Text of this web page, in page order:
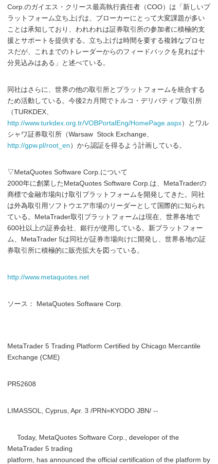
Corp.のガイエス・クリース最高執行責任者（COO）は「新しいプ
ラットフォーム立ち上げは、ブローカーにとって大変課題が多い
ことは承知しており、われわれは証券取引所の参加者に積極的支
援とサポートを提供する。立ち上げは時間を要する複雑なプロセ
スだが、これまでのトレーダーからのフィードバックを見れば十
分見込みはある」と述べている。
同社はさらに、世界の他の取引所とプラットフォームを統合する
ため活動している。今後2カ月間でトルコ・デリバティブ取引所
（TURKDEX、
http://www.turkdex.org.tr/VOBPortalEng/HomePage.aspx）とワル
シャワ証券取引所（Warsaw Stock Exchange、
http://gpw.pl/root_en ）から認証を得るよう計画している。
▽MetaQuotes Software Corp.について
2000年に創業したMetaQuotes Software Corp.は、MetaTraderの
商標で金融市場向け取引プラットフォームを開発してきた。同社
は外為取引用ソフトウエア市場のリーダーとして国際的に知られ
ている。MetaTrader取引プラットフォームは現在、世界各地で
600社以上の証券会社、銀行が使用している。新プラットフォー
ム、MetaTrader 5は同社が証券市場向けに開発し、世界各地の証
券取引所に積極的に販売拡大を図っている。
http://www.metaquotes.net
ソース： MetaQuotes Software Corp.
MetaTrader 5 Trading Platform Certified by Chicago Mercantile
Exchange (CME)
PR52608
LIMASSOL, Cyprus, Apr. 3 /PRN=KYODO JBN/ --
Today, MetaQuotes Software Corp., developer of the
MetaTrader 5 trading
platform, has announced the official certification of the platform by